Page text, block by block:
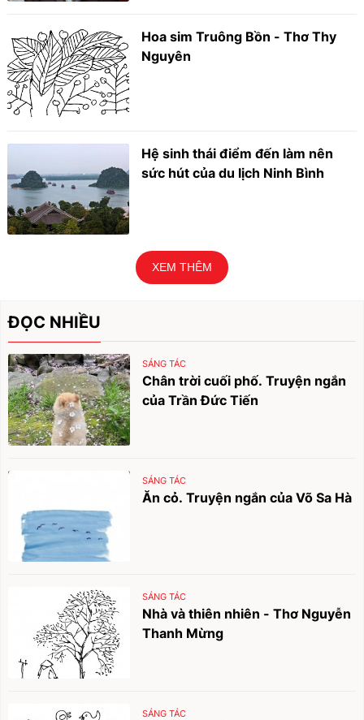
Hoa sim Truông Bồn - Thơ Thy
Nguyên
Hệ sinh thái điểm đến làm nên
sức hút của du lịch Ninh Bình
XEM THÊM
ĐỌC NHIỀU
SÁNG TÁC
Chân trời cuối phố. Truyện ngắn
của Trần Đức Tiến
SÁNG TÁC
Ăn cỏ. Truyện ngắn của Võ Sa Hà
SÁNG TÁC
Nhà và thiên nhiên - Thơ Nguyễn
Thanh Mừng
SÁNG TÁC